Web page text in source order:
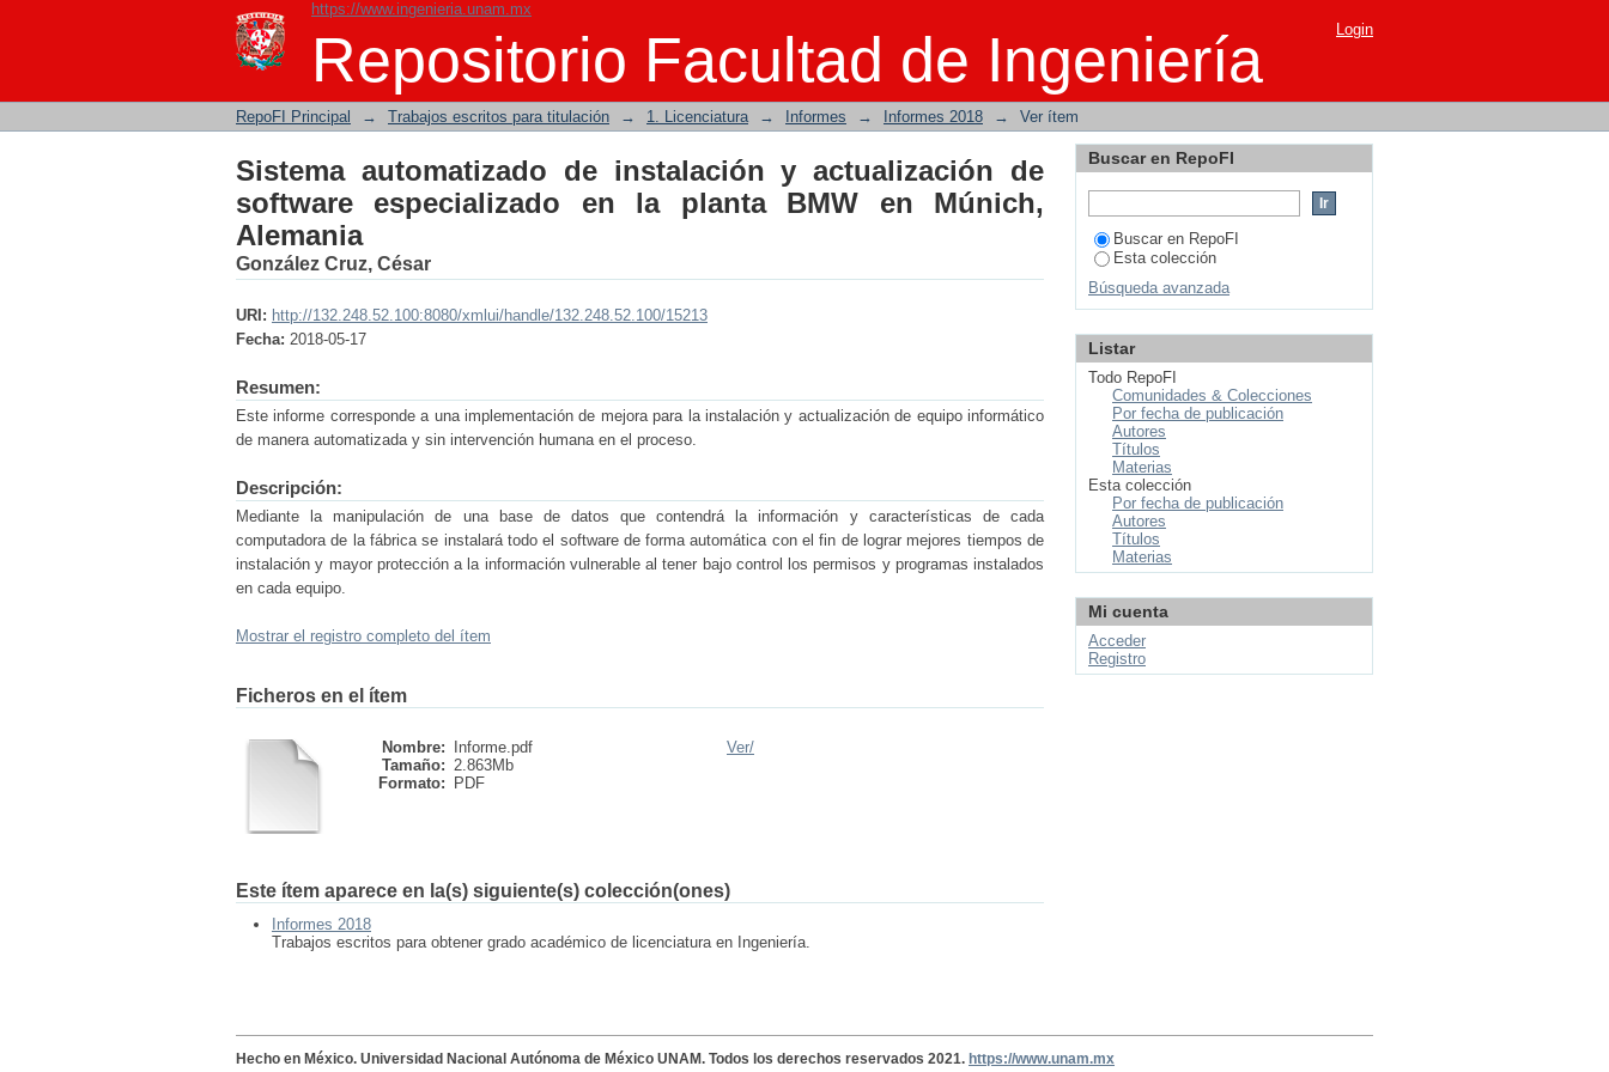
https://www.ingenieria.unam.mx
Repositorio Facultad de Ingeniería
Sistema automatizado de instalación y actualización de software especializado en
la planta BMW en Múnich, Alemania
Login
RepoFI Principal → Trabajos escritos para titulación → 1. Licenciatura → Informes → Informes 2018 → Ver ítem
Sistema automatizado de instalación y actualización de
software especializado en la planta BMW en Múnich,
Alemania
González Cruz, César
URI: http://132.248.52.100:8080/xmlui/handle/132.248.52.100/15213
Fecha: 2018-05-17
Resumen:
Este informe corresponde a una implementación de mejora para la instalación y actualización de equipo informático
de manera automatizada y sin intervención humana en el proceso.
Descripción:
Mediante la manipulación de una base de datos que contendrá la información y características de cada
computadora de la fábrica se instalará todo el software de forma automática con el fin de lograr mejores tiempos de
instalación y mayor protección a la información vulnerable al tener bajo control los permisos y programas instalados
en cada equipo.
Mostrar el registro completo del ítem
Ficheros en el ítem
Nombre:
Informe.pdf
Tamaño: 2.863Mb
Formato:
PDF
Ver/
Este ítem aparece en la(s) siguiente(s) colección(ones)
Informes 2018
Trabajos escritos para obtener grado académico de licenciatura en Ingeniería.
Buscar en RepoFI
Buscar en RepoFI
Esta colección
Búsqueda avanzada
Listar
Todo RepoFI
Comunidades & Colecciones
Por fecha de publicación
Autores
Títulos
Materias
Esta colección
Por fecha de publicación
Autores
Títulos
Materias
Mi cuenta
Acceder
Registro
Hecho en México. Universidad Nacional Autónoma de México UNAM. Todos los derechos reservados 2021. https://www.unam.mx